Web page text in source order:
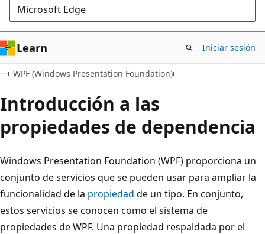
Microsoft Edge
Learn Iniciar sesión
WPF (Windows Presentation Foundation)
Introducción a las
propiedades de dependencia
Windows Presentation Foundation (WPF) proporciona un
conjunto de servicios que se pueden usar para ampliar la
funcionalidad de la propiedad de un tipo. En conjunto,
estos servicios se conocen como el sistema de
propiedades de WPF. Una propiedad respaldada por el